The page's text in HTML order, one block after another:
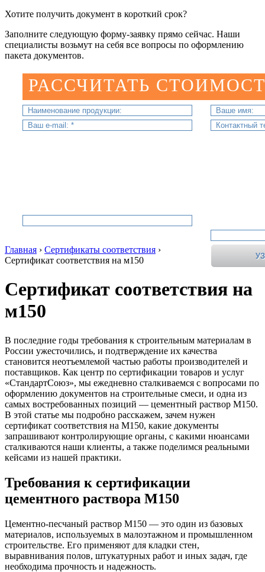
Хотите получить документ в короткий срок?
Заполните следующую форму-заявку прямо сейчас. Наши
специалисты возьмут на себя все вопросы по оформлению
пакета документов.
РАССЧИТАТЬ
Главная › Сертификаты соответствия ›
Сертификат соответствия на м150
Сертификат соответствия на
м150
В последние годы требования к строительным материалам в
России ужесточились, и подтверждение их качества
становится неотъемлемой частью работы производителей и
поставщиков. Как центр по сертификации товаров и услуг
«СтандартСоюз», мы ежедневно сталкиваемся с вопросами по
оформлению документов на строительные смеси, и одна из
самых востребованных позиций — цементный раствор М150.
В этой статье мы подробно расскажем, зачем нужен
сертификат соответствия на М150, какие документы
запрашивают контролирующие органы, с какими нюансами
сталкиваются наши клиенты, а также поделимся реальными
кейсами из нашей практики.
Требования к сертификации
цементного раствора М150
Цементно-песчаный раствор М150 — это один из базовых
материалов, используемых в малоэтажном и промышленном
строительстве. Его применяют для кладки стен,
выравнивания полов, штукатурных работ и иных задач, где
необходима прочность и надежность.